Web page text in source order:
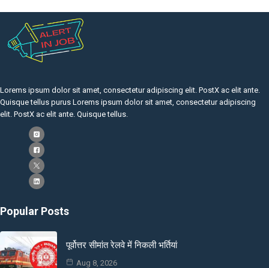
Lorems ipsum dolor sit amet, consectetur adipiscing elit. PostX ac elit ante.
Quisque tellus purus Lorems ipsum dolor sit amet, consectetur adipiscing
elit. PostX ac elit ante. Quisque tellus.
Popular Posts
पूर्वोत्तर सीमांत रेलवे में निकली भर्तियां
Aug 8, 2026